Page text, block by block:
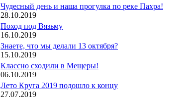
Чудесный день и наша прогулка по реке Пахра!
28.10.2019
Поход под Вязьму
16.10.2019
Знаете, что мы делали 13 октября?
15.10.2019
Классно сходили в Мещеры!
06.10.2019
Лето Круга 2019 подошло к концу
27.07.2019